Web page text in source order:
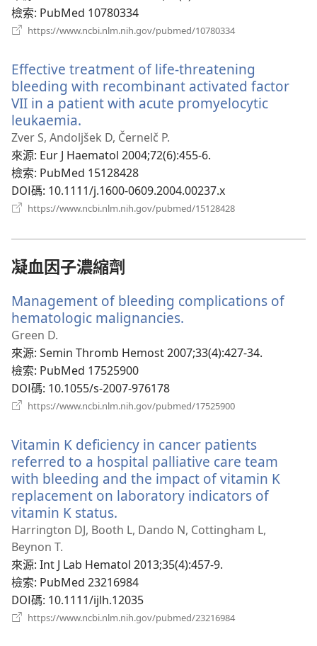
窗）
檢索‎: PubMed 10780334
https://www.ncbi.nlm.nih.gov/pubmed/10780334
視
窗）
Effective treatment of life-threatening
bleeding with recombinant activated factor
VII in a patient with acute promyelocytic
leukaemia.
啟
新
視
窗）
Zver S, Andoljšek D, Černelč P.
來源‎: Eur J Haematol 2004;72(6):455-6.
檢索‎: PubMed 15128428
DOI碼‎: 10.1111/j.1600-0609.2004.00237.x
https://www.ncbi.nlm.nih.gov/pubmed/15128428
凝血因子濃縮劑
Management of bleeding complications of
hematologic malignancies.
新
Green D.
來源‎: Semin Thromb Hemost 2007;33(4):427-34.
檢索‎: PubMed 17525900
DOI碼‎: 10.1055/s-2007-976178
https://www.ncbi.nlm.nih.gov/pubmed/17525900
視
窗）
Vitamin K deficiency in cancer patients
referred to a hospital palliative care team
with bleeding and the impact of vitamin K
replacement on laboratory indicators of
vitamin K status.
啟
視
窗）
Harrington DJ, Booth L, Dando N, Cottingham L,
Beynon T.
來源‎: Int J Lab Hematol 2013;35(4):457-9.
檢索‎: PubMed 23216984
DOI碼‎: 10.1111/ijlh.12035
https://www.ncbi.nlm.nih.gov/pubmed/23216984